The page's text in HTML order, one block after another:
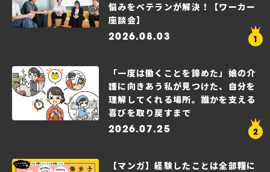
悩みをベテランが解決！【ワーカー
座談会】
2026.08.03
「一度は働くことを諦めた」娘の介
護に向きあう私が見つけた、自分を
理解してくれる場所。誰かを支える
喜びを取り戻すまで
2026.07.25
【マンガ】経験したことは全部糧に